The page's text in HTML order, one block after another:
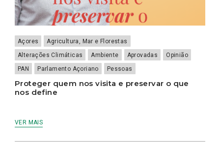
Açores
Agricultura, Mar e Florestas
Alterações Climáticas
Ambiente Aprovadas
Opinião
PAN
Parlamento Açoriano Pessoas
Proteger quem nos visita e preservar o que
nos define
VER MAIS